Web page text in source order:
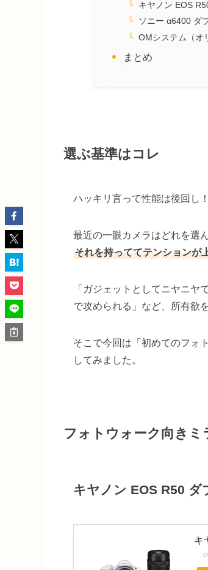
キヤノン EOS
ソニー α6400 ダ
OMシステム（オ
まとめ
選ぶ基準はコレ
ハッキリ言って性能は後回し！
最近の一眼カメラはどれを選
それを持っててテンションが
「ガジェットとしてニヤニ
で攻められる」など、所有欲
そこで今回は「初めてのフォ
してみました。
フォトウォーク向きミ
キヤノン EOS R50 ダ
キ